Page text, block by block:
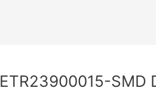
ETR23900015-SMD